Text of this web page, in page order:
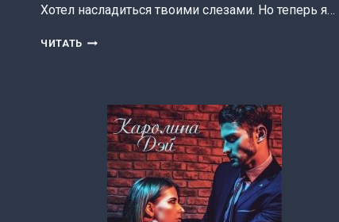
Хотел насладиться твоими слезами. Но теперь я…
ЧИТАТЬ ГАДСКИЙ
БЫВШИМ!
(ЮЛИЯ
ГЕРМАН)